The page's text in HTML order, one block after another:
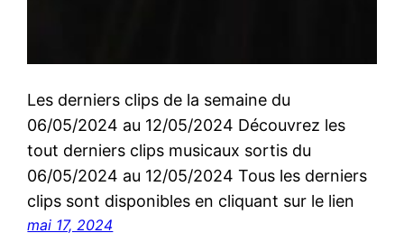
Les derniers clips de la semaine du
06/05/2024 au 12/05/2024 Découvrez les
tout derniers clips musicaux sortis du
06/05/2024 au 12/05/2024 Tous les derniers
clips sont disponibles en cliquant sur le lien
mai 17, 2024